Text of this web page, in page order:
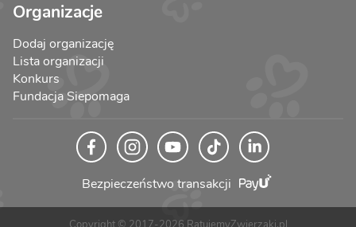
Organizacje
Dodaj organizację
Lista organizacji
Konkurs
Fundacja Siepomaga
Bezpieczeństwo transakcji